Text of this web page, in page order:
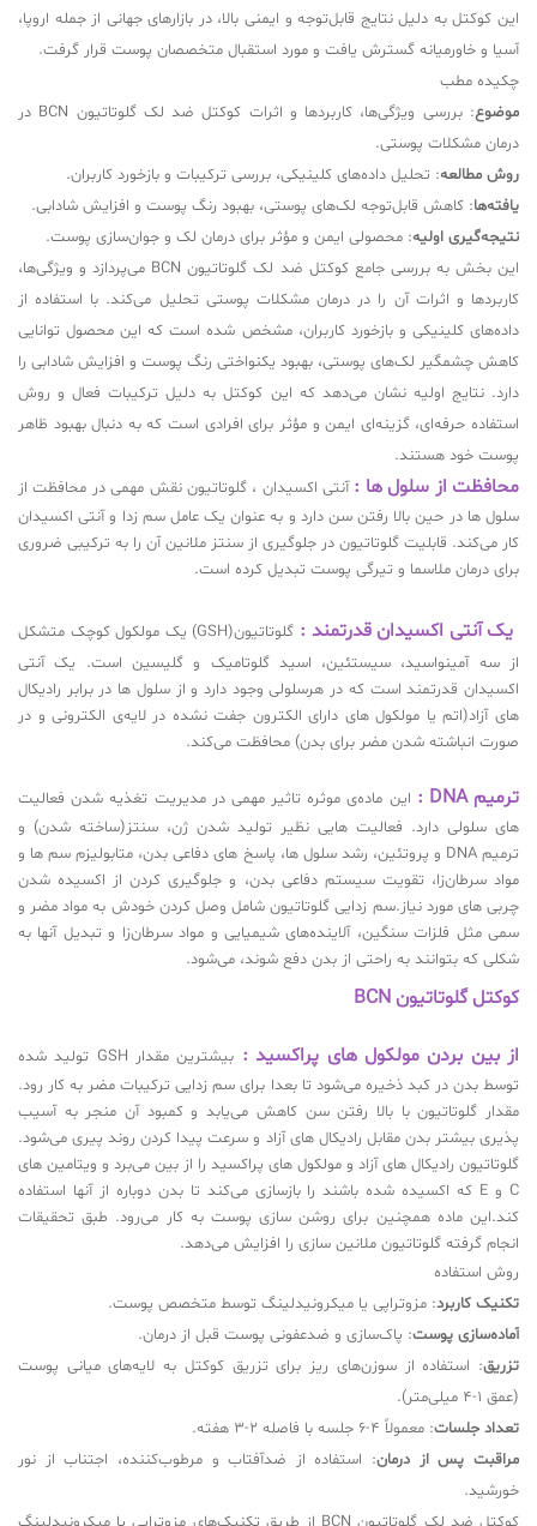
این کوکتل به دلیل نتایج قابل‌توجه و ایمنی بالا، در بازارهای جهانی از جمله اروپا،
آسیا و خاورمیانه گسترش یافت و مورد استقبال متخصصان پوست قرار گرفت.
چکیده مطب
موضوع
: بررسی ویژگی‌ها، کاربردها و اثرات کوکتل ضد لک گلوتاتیون BCN در
درمان مشکلات پوستی.
روش مطالعه: تحلیل داده‌های کلینیکی، بررسی ترکیبات و بازخورد کاربران.
یافته‌ها: کاهش قابل‌توجه لک‌های پوستی، بهبود رنگ پوست و افزایش شادابی.
نتیجه‌گیری اولیه: محصولی ایمن و مؤثر برای درمان لک و جوان‌سازی پوست.
این بخش به بررسی جامع کوکتل ضد لک گلوتاتیون BCN می‌پردازد و ویژگی‌ها،
کاربردها و اثرات آن را در درمان مشکلات پوستی تحلیل می‌کند. با استفاده از
داده‌های کلینیکی و بازخورد کاربران، مشخص شده است که این محصول توانایی
کاهش چشمگیر لک‌های پوستی، بهبود یکنواختی رنگ پوست و افزایش شادابی را
دارد. نتایج اولیه نشان می‌دهد که این کوکتل به دلیل ترکیبات فعال و روش
استفاده حرفه‌ای، گزینه‌ای ایمن و مؤثر برای افرادی است که به دنبال بهبود ظاهر
پوست خود هستند.
محافظت از سلول ها : آنتی اکسیدان ، گلوتاتیون نقش مهمی در محافظت از
سلول ها در حین بالا رفتن سن دارد و به عنوان یک عامل سم زدا و آنتی اکسیدان
کار می‌کند. قابلیت گلوتاتیون در جلوگیری از سنتز ملانین آن را به ترکیبی ضروری
برای درمان ملاسما و تیرگی پوست تبدیل کرده است.
یک آنتی اکسیدان قدرتمند :
گلوتاتیون(GSH) یک مولکول کوچک متشکل
از سه آمینواسید، سیستئین، اسید گلوتامیک و گلیسین است. یک آنتی
اکسیدان قدرتمند است که در هرسلولی وجود دارد و از سلول ها در برابر رادیکال
های آزاد(اتم یا مولکول های دارای الکترون جفت نشده در لایه‌ی الکترونی و در
صورت انباشته شدن مضر برای بدن) محافظت می‌کند.
ترمیم DNA :
این ماده‌ی موثره تاثیر مهمی در مدیریت تغذیه شدن فعالیت
های سلولی دارد. فعالیت هایی نظیر تولید شدن ژن، سنتز(ساخته شدن) و
ترمیم DNA و پروتئین، رشد سلول ها، پاسخ های دفاعی بدن، متابولیزم سم ها و
مواد سرطان‌زا، تقویت سیستم دفاعی بدن، و جلوگیری کردن از اکسیده شدن
چربی های مورد نیاز.سم زدایی گلوتاتیون شامل وصل کردن خودش به مواد مضر و
سمی مثل فلزات سنگین، آلاینده‌های شیمیایی و مواد سرطان‌زا و تبدیل آنها به
شکلی که بتوانند به راحتی از بدن دفع شوند، می‌شود.
کوکتل گلوتاتیون BCN
از بین بردن مولکول های پراکسید :
بیشترین مقدار GSH تولید شده
توسط بدن در کبد ذخیره می‌شود تا بعدا برای سم زدایی ترکیبات مضر به کار رود.
مقدار گلوتاتیون با بالا رفتن سن کاهش می‌یابد و کمبود آن منجر به آسیب
پذیری بیشتر بدن مقابل رادیکال های آزاد و سرعت پیدا کردن روند پیری می‌شود.
گلوتاتیون رادیکال های آزاد و مولکول های پراکسید را از بین می‌برد و ویتامین های
C و E که اکسیده شده باشند را بازسازی می‌کند تا بدن دوباره از آنها استفاده
کند.این ماده همچنین برای روشن سازی پوست به کار می‌رود. طبق تحقیقات
انجام گرفته گلوتاتیون ملانین سازی را افزایش می‌دهد.
روش استفاده
تکنیک کاربرد: مزوتراپی یا میکرونیدلینگ توسط متخصص پوست.
آماده‌سازی پوست: پاک‌سازی و ضدعفونی پوست قبل از درمان.
تزریق: استفاده از سوزن‌های ریز برای تزریق کوکتل به لایه‌های میانی پوست
(عمق 1-4 میلی‌متر).
تعداد جلسات: معمولاً 4-6 جلسه با فاصله 2-3 هفته.
مراقبت پس از درمان: استفاده از ضدآفتاب و مرطوب‌کننده، اجتناب از نور
خورشید.